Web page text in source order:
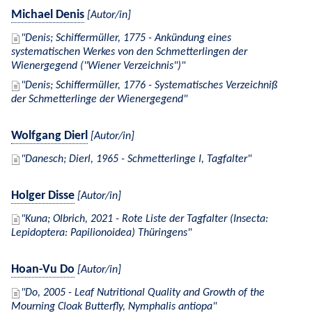
Michael Denis [Autor/in]
Denis; Schiffermüller, 1775 - Ankündung eines
systematischen Werkes von den Schmetterlingen der
Wienergegend ("Wiener Verzeichnis")
Denis; Schiffermüller, 1776 - Systematisches Verzeichniß
der Schmetterlinge der Wienergegend
Wolfgang Dierl [Autor/in]
Danesch; Dierl, 1965 - Schmetterlinge I, Tagfalter
Holger Disse [Autor/in]
Kuna; Olbrich, 2021 - Rote Liste der Tagfalter (Insecta:
Lepidoptera: Papilionoidea) Thüringens
Hoan-Vu Do [Autor/in]
Do, 2005 - Leaf Nutritional Quality and Growth of the
Mourning Cloak Butterfly, Nymphalis antiopa